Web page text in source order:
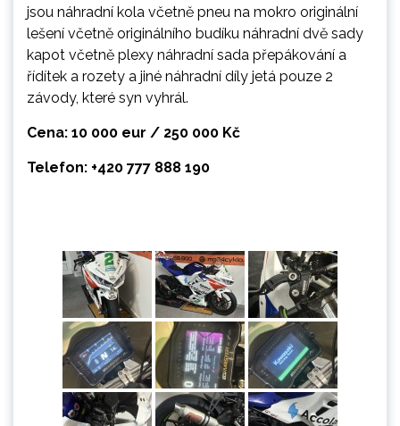
jsou náhradní kola včetně pneu na mokro originální
lešení včetně originálního budíku náhradní dvě sady
kapot včetně plexy náhradní sada přepákování a
řídítek a rozety a jiné náhradní díly jetá pouze 2
závody, které syn vyhrál.
Cena: 10 000 eur / 250 000 Kč
Telefon: +420 777 888 190